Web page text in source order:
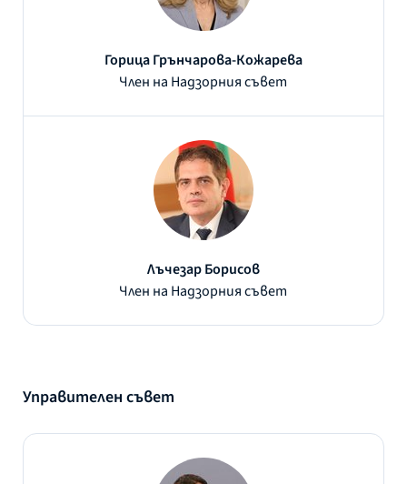
Горица Грънчарова-Кожарева
Член на Надзорния съвет
Лъчезар Борисов
Член на Надзорния съвет
Управителен съвет